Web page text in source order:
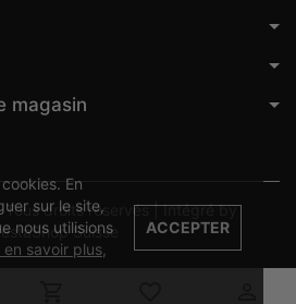
magasin
droits réservés | Intégré by
Suisse
En
sur le site,
nous utilisions
en savoir plus,
ACCEPTER